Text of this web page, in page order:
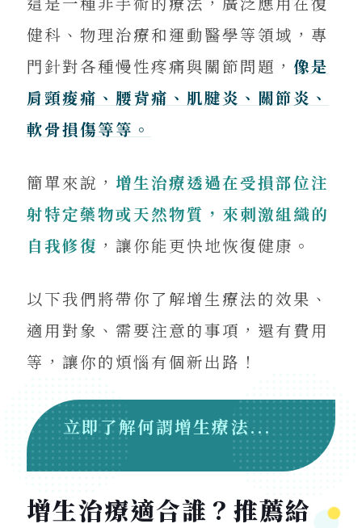
健科、物理治療和運動醫學等領域，專
門針對各種慢性疼痛與關節問題， 像是
肩頸痠痛、腰背痛、肌腱炎、關節炎、
軟骨損傷等等。
簡單來說， 增生治療透過在受損部位注
射特定藥物或天然物質，來刺激組織的
自我修復 ，讓你能更快地恢復健康。
以下我們將帶你了解增生療法的效果、
適用對象、需要注意的事項，還有費用
等，讓你的煩惱有個新出路！
立即了解何謂增生療法...
增生治療適合誰？推薦給